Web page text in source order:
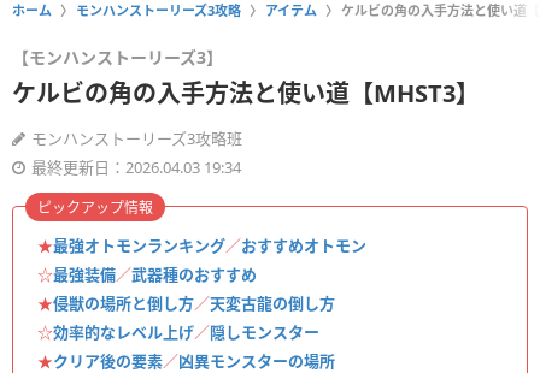
ホーム モンハンストーリーズ3攻略 アイテム ケルビの角の入手方法と使い道
【モンハンストーリーズ3】
ケルビの角の入手方法と使い道【MHST3】
モンハンストーリーズ3攻略班
最終更新日：2026.04.03 19:34
★最強オトモンランキング／おすすめオトモン
☆最強装備／武器種のおすすめ
★侵獣の場所と倒し方／天変古龍の倒し方
☆効率的なレベル上げ／隠しモンスター
★クリア後の要素／凶異モンスターの場所
ピックアップ情報